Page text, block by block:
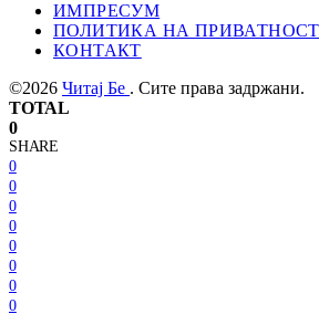
ИМПРЕСУМ
ПОЛИТИКА НА ПРИВАТНОСТ
КОНТАКТ
©2026 Читај Бе . Сите права задржани.
TOTAL
0
SHARE
0
0
0
0
0
0
0
0